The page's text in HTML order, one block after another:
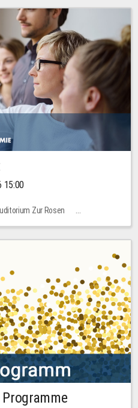
15:00
Zur Rosen